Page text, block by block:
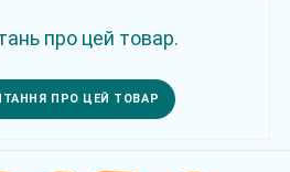
про цей товар.
ПРО ЦЕЙ ТОВАР